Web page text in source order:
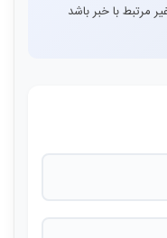
مرتبط با خبر باشد